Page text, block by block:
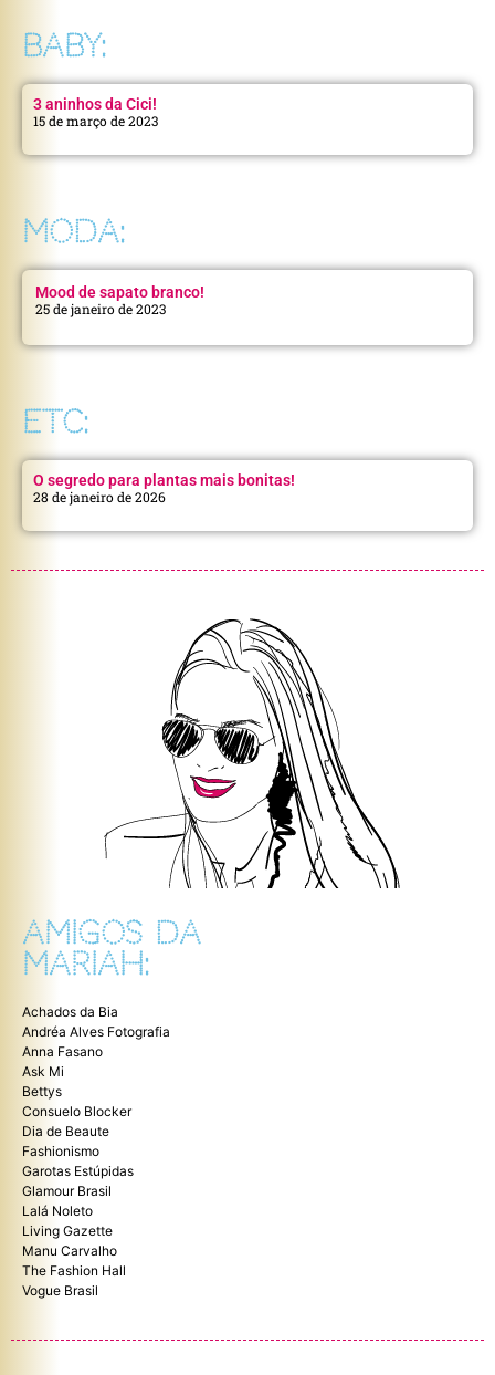
BABY:
3 aninhos da Cici!
15 de março de 2023
MODA:
Mood de sapato branco!
25 de janeiro de 2023
ETC:
O segredo para plantas mais bonitas!
28 de janeiro de 2026
AMIGOS DA
MARIAH:
Achados da Bia
Andréa Alves Fotografia
Anna Fasano
Ask Mi
Bettys
Consuelo Blocker
Dia de Beaute
Fashionismo
Garotas Estúpidas
Glamour Brasil
Lalá Noleto
Living Gazette
Manu Carvalho
The Fashion Hall
Vogue Brasil